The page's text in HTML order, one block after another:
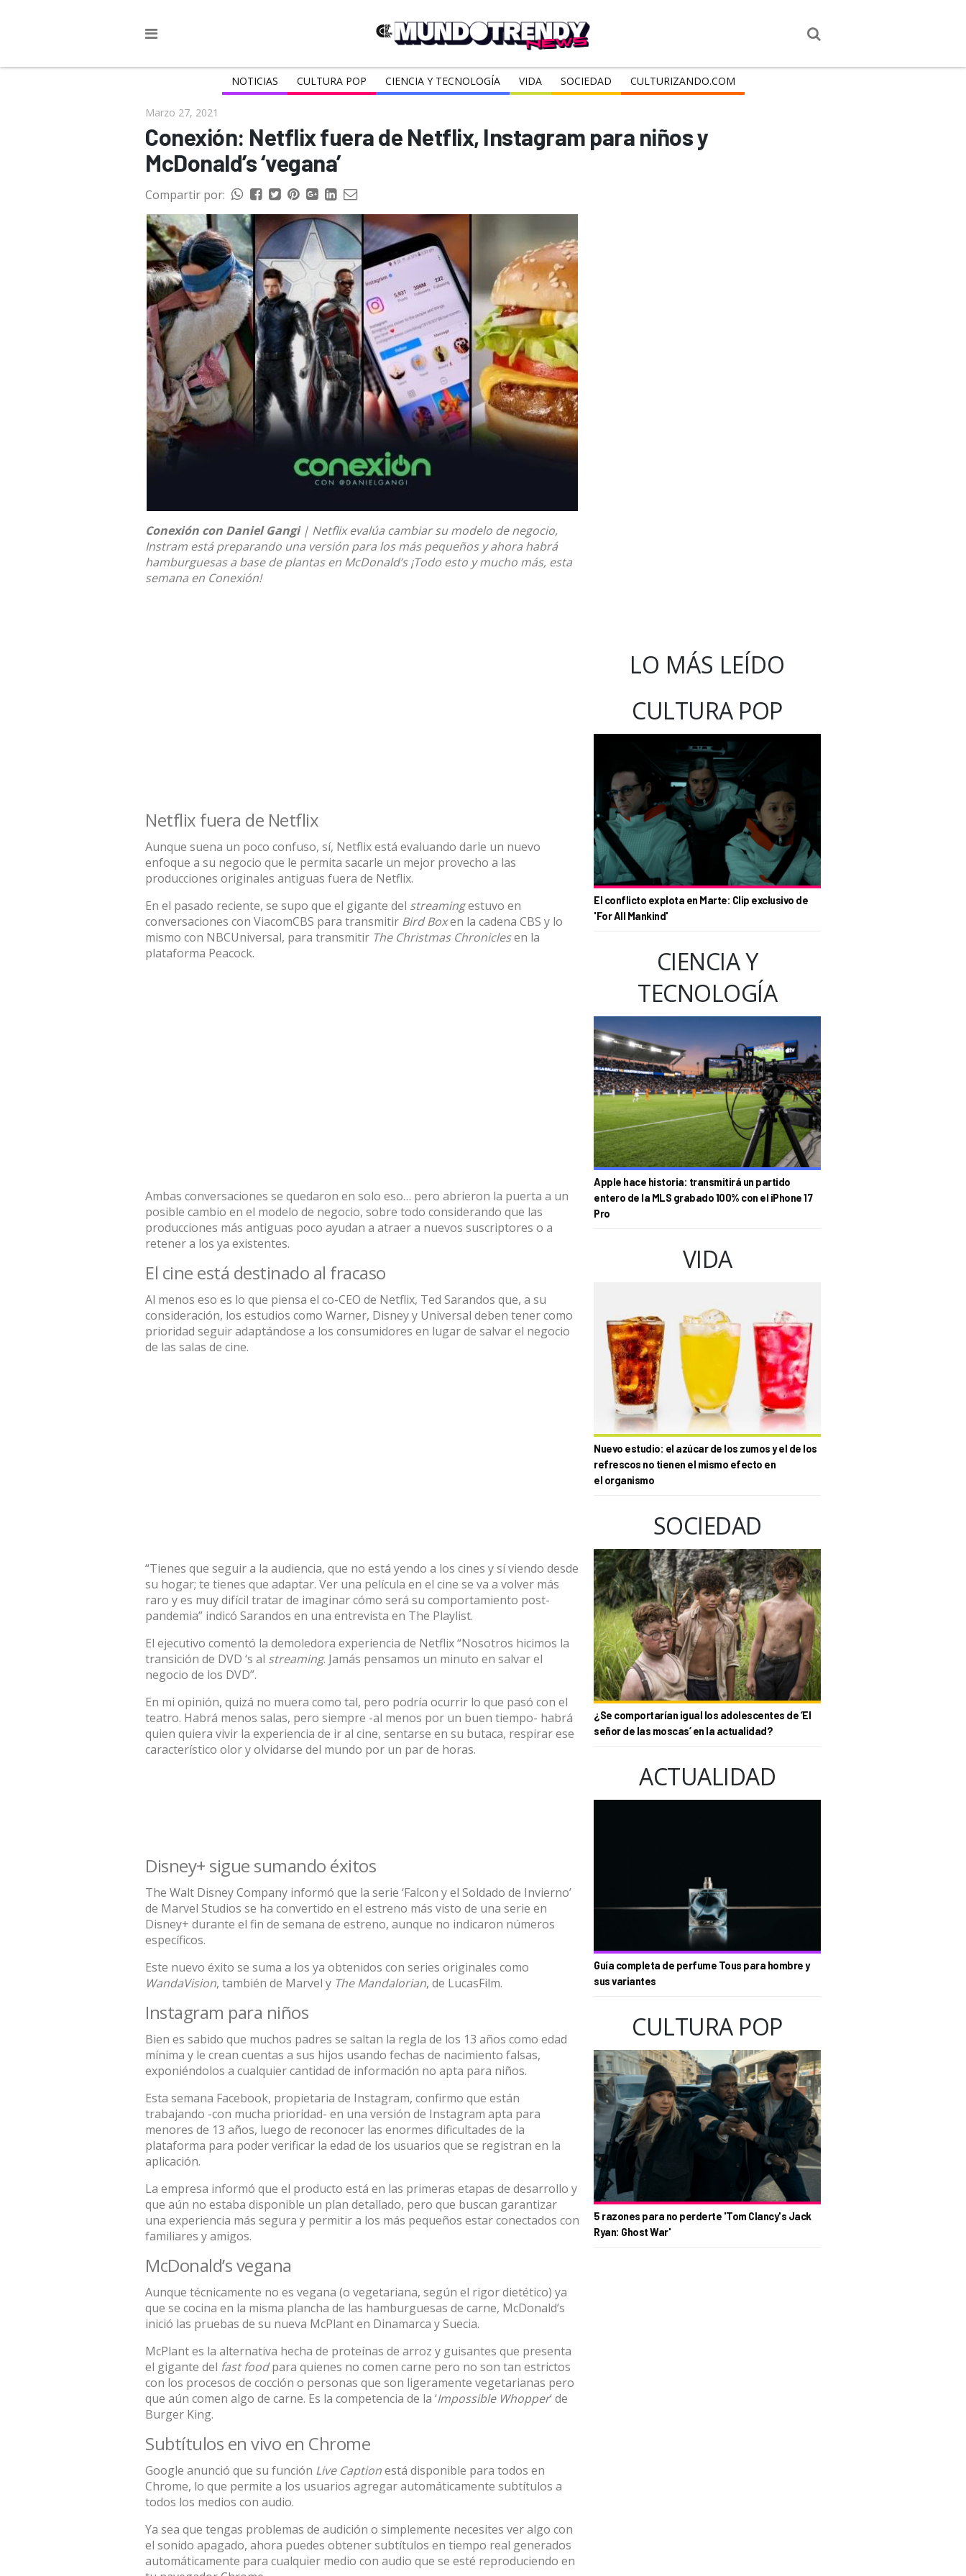
NOTICIAS CULTURA POP CIENCIA Y TECNOLOGÍA VIDA SOCIEDAD CULTURIZANDO.COM
Marzo 27, 2021
Conexión: Netflix fuera de Netflix, Instagram para niños y
McDonald’s ‘vegana’
Compartir por:
Conexión con Daniel Gangi| Netflix evalúa cambiar su modelo de negocio,
Instram está preparando una versión para los más pequeños y ahora habrá
hamburguesas a base de plantas en McDonald’s ¡Todo esto y mucho más, esta
semana en Conexión!
Netflix fuera de Netflix
Aunque suena un poco confuso, sí, Netflix está evaluando darle un nuevo
enfoque a su negocio que le permita sacarle un mejor provecho a las
producciones originales antiguas fuera de Netflix.
En el pasado reciente, se supo que el gigante del streamingestuvo en
conversaciones con ViacomCBS para transmitir Bird Boxen la cadena CBS y lo
mismo con NBCUniversal, para transmitir The Christmas Chroniclesen la
plataforma Peacock.
Ambas conversaciones se quedaron en solo eso… pero abrieron la puerta a un
posible cambio en el modelo de negocio, sobre todo considerando que las
producciones más antiguas poco ayudan a atraer a nuevos suscriptores o a
retener a los ya existentes.
El cine está destinado al fracaso
Al menos eso es lo que piensa el co-CEO de Netflix, Ted Sarandos que, a su
consideración, los estudios como Warner, Disney y Universal deben tener como
prioridad seguir adaptándose a los consumidores en lugar de salvar el negocio
de las salas de cine.
“Tienes que seguir a la audiencia, que no está yendo a los cines y sí viendo desde
su hogar; te tienes que adaptar. Ver una película en el cine se va a volver más
raro y es muy difícil tratar de imaginar cómo será su comportamiento post-
pandemia” indicó Sarandos en una entrevista en The Playlist.
El ejecutivo comentó la demoledora experiencia de Netflix “Nosotros hicimos la
transición de DVD ‘s al streaming. Jamás pensamos un minuto en salvar el
negocio de los DVD”.
En mi opinión, quizá no muera como tal, pero podría ocurrir lo que pasó con el
teatro. Habrá menos salas, pero siempre -al menos por un buen tiempo- habrá
quien quiera vivir la experiencia de ir al cine, sentarse en su butaca, respirar ese
característico olor y olvidarse del mundo por un par de horas.
Disney+ sigue sumando éxitos
The Walt Disney Company informó que la serie ‘Falcon y el Soldado de Invierno’
de Marvel Studios se ha convertido en el estreno más visto de una serie en
Disney+ durante el fin de semana de estreno, aunque no indicaron números
específicos.
Este nuevo éxito se suma a los ya obtenidos con series originales como
WandaVision, también de Marvel y The Mandalorian, de LucasFilm.
Instagram para niños
Bien es sabido que muchos padres se saltan la regla de los 13 años como edad
mínima y le crean cuentas a sus hijos usando fechas de nacimiento falsas,
exponiéndolos a cualquier cantidad de información no apta para niños.
Esta semana Facebook, propietaria de Instagram, confirmo que están
trabajando -con mucha prioridad- en una versión de Instagram apta para
menores de 13 años, luego de reconocer las enormes dificultades de la
plataforma para poder verificar la edad de los usuarios que se registran en la
aplicación.
La empresa informó que el producto está en las primeras etapas de desarrollo y
que aún no estaba disponible un plan detallado, pero que buscan garantizar
una experiencia más segura y permitir a los más pequeños estar conectados con
familiares y amigos.
McDonald’s vegana
Aunque técnicamente no es vegana (o vegetariana, según el rigor dietético) ya
que se cocina en la misma plancha de las hamburguesas de carne, McDonald’s
inició las pruebas de su nueva McPlant en Dinamarca y Suecia.
McPlant es la alternativa hecha de proteínas de arroz y guisantes que presenta
el gigante del fast foodpara quienes no comen carne pero no son tan estrictos
con los procesos de cocción o personas que son ligeramente vegetarianas pero
que aún comen algo de carne. Es la competencia de la ‘Impossible Whopper‘ de
Burger King.
Subtítulos en vivo en Chrome
Google anunció que su función Live Captionestá disponible para todos en
Chrome, lo que permite a los usuarios agregar automáticamente subtítulos a
todos los medios con audio.
Ya sea que tengas problemas de audición o simplemente necesites ver algo con
el sonido apagado, ahora puedes obtener subtítulos en tiempo real generados
automáticamente para cualquier medio con audio que se esté reproduciendo en
LO MÁS LEÍDO
CULTURA POP
El conflicto explota en Marte: Clip exclusivo de
'For All Mankind'
CIENCIA Y
TECNOLOGÍA
Apple hace historia: transmitirá un partido
entero de la MLS grabado 100% con el iPhone 17
Pro
VIDA
Nuevo estudio: el azúcar de los zumos y el de los
refrescos no tienen el mismo efecto en
el organismo
SOCIEDAD
¿Se comportarían igual los adolescentes de ‘El
señor de las moscas’ en la actualidad?
ACTUALIDAD
Guía completa de perfume Tous para hombre y
sus variantes
CULTURA POP
5 razones para no perderte 'Tom Clancy's Jack
Ryan: Ghost War'